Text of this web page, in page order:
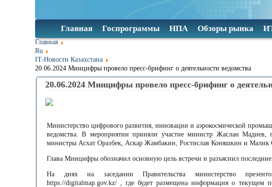
Главная Госпрограммы НПА Обзоры рынка
Главная
Ru
IT-Новости Казахстана
20.06.2024 Минцифры провело пресс-брифинг о деятельности ведомства
20.06.2024 Минцифры провело пресс-брифинг о
Министерство цифрового развития, инновации и аэрокосмической
ведомства. В мероприятии приняли участие министр Жаслан
министры Асхат Оразбек, Аскар Жамбакин, Ростислав Коняшкин и Малик
Глава Минцифры обозначил основную цель встречи и разъяснил последние
На днях на заседании Правительства министерство
https://digitalmap.gov.kz/ , где будет размещена информация о текущем